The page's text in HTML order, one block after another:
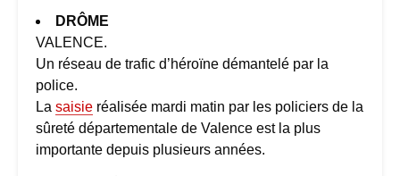
DRÔME
VALENCE.
Un réseau de trafic d’héroïne démantelé par la
police.
La saisie réalisée mardi matin par les policiers de la
sûreté départementale de Valence est la plus
importante depuis plusieurs années.